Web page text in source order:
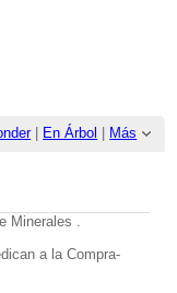
| En Árbol Más
Minerales .
a la Compra-